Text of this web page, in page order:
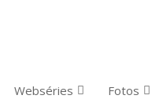
Webséries Fotos